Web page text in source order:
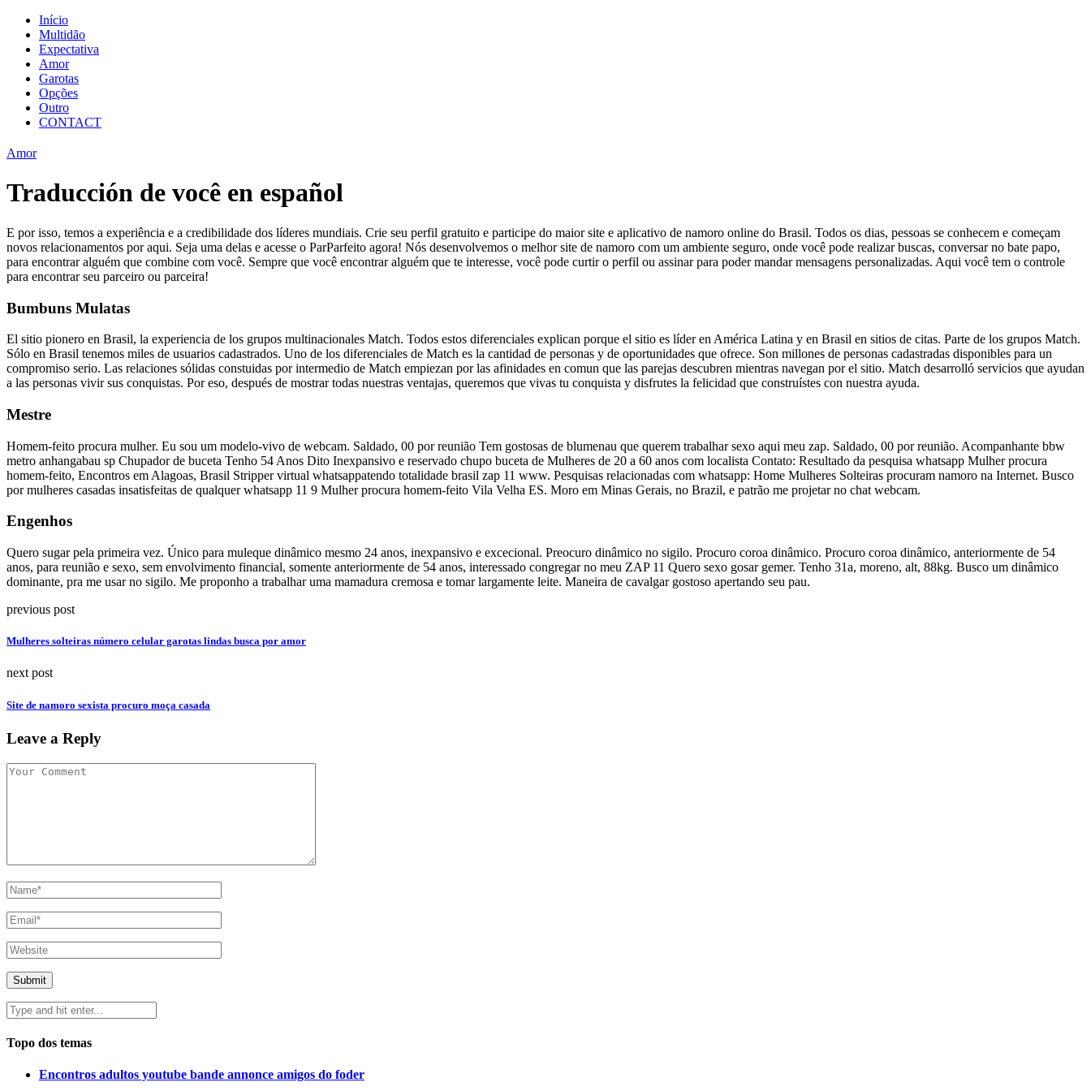
Início
Multidão
Expectativa
Amor
Garotas
Opções
Outro
CONTACT
Amor
Traducción de você en español
E por isso, temos a experiência e a credibilidade dos líderes mundiais. Crie seu perfil gratuito e participe do maior site e aplicativo de namoro online do Brasil. Todos os dias, pessoas se conhecem e começam
novos relacionamentos por aqui. Seja uma delas e acesse o ParParfeito agora! Nós desenvolvemos o melhor site de namoro com um ambiente seguro, onde você pode realizar buscas, conversar no bate papo,
para encontrar alguém que combine com você. Sempre que você encontrar alguém que te interesse, você pode curtir o perfil ou assinar para poder mandar mensagens personalizadas. Aqui você tem o controle
para encontrar seu parceiro ou parceira!
Bumbuns Mulatas
El sitio pionero en Brasil, la experiencia de los grupos multinacionales Match. Todos estos diferenciales explican porque el sitio es líder en América Latina y en Brasil en sitios de citas. Parte de los grupos Match.
Sólo en Brasil tenemos miles de usuarios cadastrados. Uno de los diferenciales de Match es la cantidad de personas y de oportunidades que ofrece. Son millones de personas cadastradas disponibles para un
compromiso serio. Las relaciones sólidas constuidas por intermedio de Match empiezan por las afinidades en comun que las parejas descubren mientras navegan por el sitio. Match desarrolló servicios que ayudan
a las personas vivir sus conquistas. Por eso, después de mostrar todas nuestras ventajas, queremos que vivas tu conquista y disfrutes la felicidad que construístes con nuestra ayuda.
Mestre
Homem-feito procura mulher. Eu sou um modelo-vivo de webcam. Saldado, 00 por reunião Tem gostosas de blumenau que querem trabalhar sexo aqui meu zap. Saldado, 00 por reunião. Acompanhante bbw
metro anhangabau sp Chupador de buceta Tenho 54 Anos Dito Inexpansivo e reservado chupo buceta de Mulheres de 20 a 60 anos com localista Contato: Resultado da pesquisa whatsapp Mulher procura
homem-feito, Encontros em Alagoas, Brasil Stripper virtual whatsappatendo totalidade brasil zap 11 www. Pesquisas relacionadas com whatsapp: Home Mulheres Solteiras procuram namoro na Internet. Busco
por mulheres casadas insatisfeitas de qualquer whatsapp 11 9 Mulher procura homem-feito Vila Velha ES. Moro em Minas Gerais, no Brazil, e patrão me projetar no chat webcam.
Engenhos
Quero sugar pela primeira vez. Único para muleque dinâmico mesmo 24 anos, inexpansivo e excecional. Preocuro dinâmico no sigilo. Procuro coroa dinâmico. Procuro coroa dinâmico, anteriormente de 54
anos, para reunião e sexo, sem envolvimento financial, somente anteriormente de 54 anos, interessado congregar no meu ZAP 11 Quero sexo gosar gemer. Tenho 31a, moreno, alt, 88kg. Busco um dinâmico
dominante, pra me usar no sigilo. Me proponho a trabalhar uma mamadura cremosa e tomar largamente leite. Maneira de cavalgar gostoso apertando seu pau.
previous post
Mulheres solteiras número celular garotas lindas busca por amor
next post
Site de namoro sexista procuro moça casada
Leave a Reply
Topo dos temas
Encontros adultos youtube bande annonce amigos do foder